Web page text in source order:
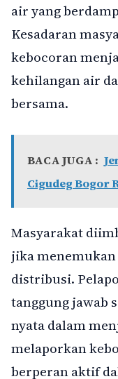
air yang
Kesadaran
kebocoran
kehilangan air
bersama.
BACA JUGA :
Cigudeg Bogor
Masyarakat
jika
distribusi.
tanggung jawab
nyata dalam
melaporkan
berperan aktif